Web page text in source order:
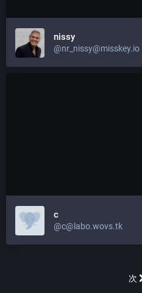
nissy
@nr_nissy@misskey.io
c
@c@labo.wovs.tk
次